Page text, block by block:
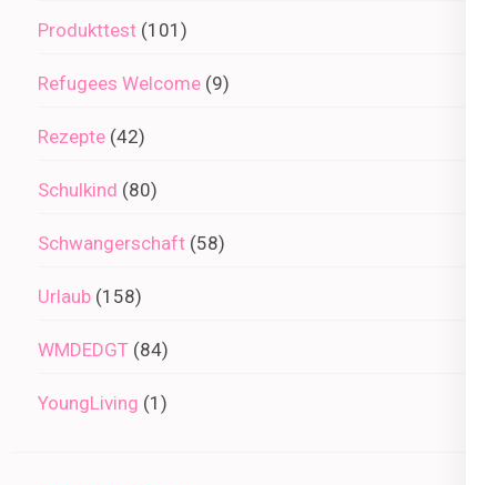
Produkttest (101)
Refugees Welcome (9)
Rezepte (42)
Schulkind (80)
Schwangerschaft (58)
Urlaub (158)
WMDEDGT (84)
YoungLiving (1)